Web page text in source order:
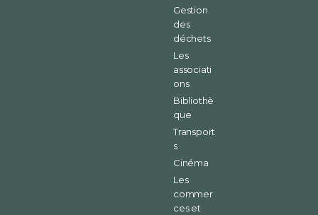
Gestion
des
déchets
Les
associati
ons
Bibliothè
que
Transport
s
Cinéma
Les
commer
ces et